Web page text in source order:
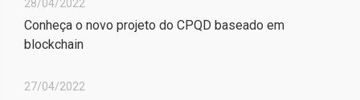
28/04/2022
Conheça o novo projeto do CPQD baseado em
blockchain
27/04/2022